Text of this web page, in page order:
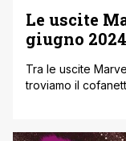
Le uscite
giugno 2024
Tra le uscite
troviamo il
Fabio Licari e